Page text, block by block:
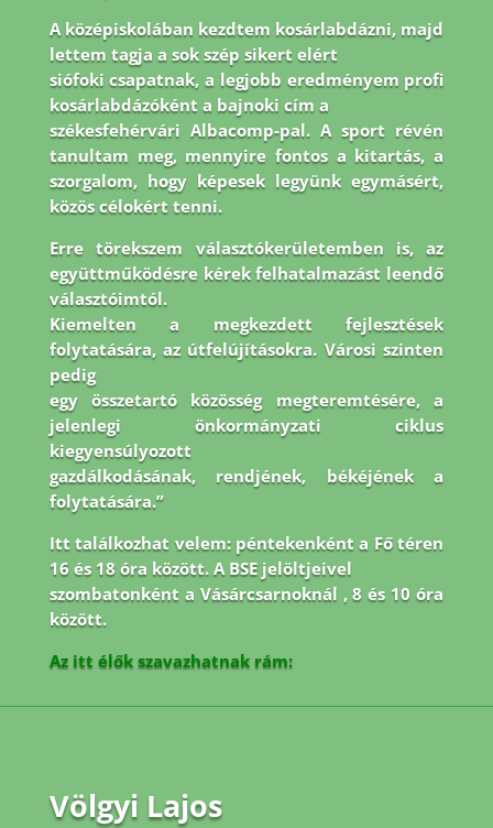
A középiskolában kezdtem kosárlabdázni, majd
lettem tagja a sok szép sikert elért
siófoki csapatnak, a legjobb eredményem profi
kosárlabdázóként a bajnoki cím a
székesfehérvári Albacomp-pal. A sport révén
tanultam meg, mennyire fontos a kitartás, a
szorgalom, hogy képesek legyünk egymásért,
közös célokért tenni.
Erre törekszem választókerületemben is, az
együttműködésre kérek felhatalmazást leendő
választóimtól.
Kiemelten a megkezdett fejlesztések
folytatására, az útfelújításokra. Városi szinten
pedig
egy összetartó közösség megteremtésére, a
jelenlegi önkormányzati ciklus
kiegyensúlyozott
gazdálkodásának, rendjének, békéjének a
folytatására.”
Itt találkozhat velem: péntekenként a Fő téren
16 és 18 óra között. A BSE jelöltjeivel
szombatonként a Vásárcsarnoknál , 8 és 10 óra
között.
Az itt élők szavazhatnak rám:
Völgyi Lajos